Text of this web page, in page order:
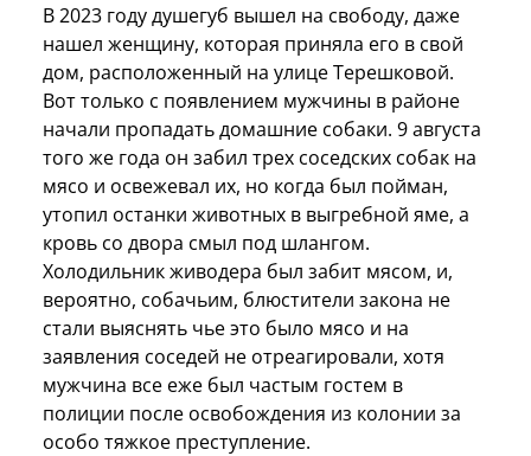
В 2023 году душегуб вышел на свободу, даже
нашел женщину, которая приняла его в свой
дом, расположенный на улице Терешковой.
Вот только с появлением мужчины в районе
начали пропадать домашние собаки. 9 августа
того же года он забил трех соседских собак на
мясо и освежевал их, но когда был пойман,
утопил останки животных в выгребной яме, а
кровь со двора смыл под шлангом.
Холодильник живодера был забит мясом, и,
вероятно, собачьим, блюстители закона не
стали выяснять чье это было мясо и на
заявления соседей не отреагировали, хотя
мужчина все еже был частым гостем в
полиции после освобождения из колонии за
особо тяжкое преступление.